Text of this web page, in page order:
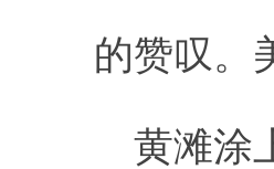
的赞叹。
黄滩涂